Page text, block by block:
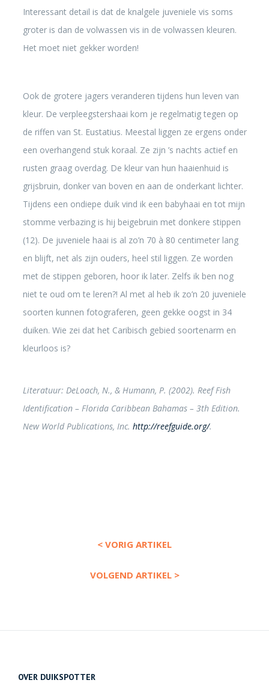
Interessant detail is dat de knalgele juveniele vis soms
groter is dan de volwassen vis in de volwassen kleuren.
Het moet niet gekker worden!
Ook de grotere jagers veranderen tijdens hun leven van
kleur. De verpleegstershaai kom je regelmatig tegen op
de riffen van St. Eustatius. Meestal liggen ze ergens onder
een overhangend stuk koraal. Ze zijn ’s nachts actief en
rusten graag overdag. De kleur van hun haaienhuid is
grijsbruin, donker van boven en aan de onderkant lichter.
Tijdens een ondiepe duik vind ik een babyhaai en tot mijn
stomme verbazing is hij beigebruin met donkere stippen
(12). De juveniele haai is al zo’n 70 à 80 centimeter lang
en blijft, net als zijn ouders, heel stil liggen. Ze worden
met de stippen geboren, hoor ik later. Zelfs ik ben nog
niet te oud om te leren?! Al met al heb ik zo’n 20 juveniele
soorten kunnen fotograferen, geen gekke oogst in 34
duiken. Wie zei dat het Caribisch gebied soortenarm en
kleurloos is?
Literatuur: DeLoach, N., & Humann, P. (2002). Reef Fish
Identification – Florida Caribbean Bahamas – 3th Edition.
New World Publications, Inc. http://reefguide.org/.
< VORIG ARTIKEL
VOLGEND ARTIKEL >
OVER DUIKSPOTTER